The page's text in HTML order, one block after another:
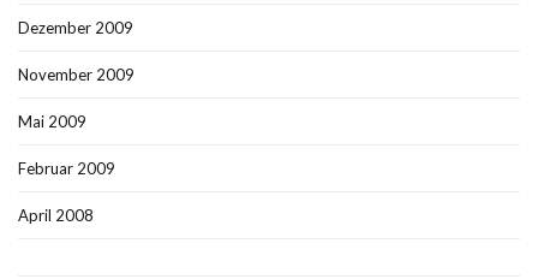
Dezember 2009
November 2009
Mai 2009
Februar 2009
April 2008